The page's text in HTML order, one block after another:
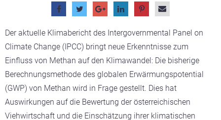
Der aktuelle Klimabericht des Intergovernmental Panel on
Climate Change (IPCC) bringt neue Erkenntnisse zum
Einfluss von Methan auf den Klimawandel: Die bisherige
Berechnungsmethode des globalen Erwärmungspotential
(GWP) von Methan wird in Frage gestellt. Dies hat
Auswirkungen auf die Bewertung der österreichischen
Viehwirtschaft und die Einschätzung ihrer klimatischen